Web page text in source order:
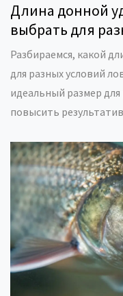
Длина донной
выбрать для
Разбираемся, какой
для разных условий
идеальный размер
повысить